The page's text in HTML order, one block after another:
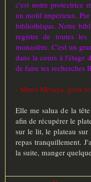
c'est notre protectrice
un motif impérieux.
bibliothèque. Notre
registre de toutes
monastère. C'est un
dans la cours à l'étage
de faire tes recherches
- Merci Mesaya, pour
Elle me salua de la
afin de récupérer le
sur le lit, le plateau sur
repas tranquillement.
la suite, manger